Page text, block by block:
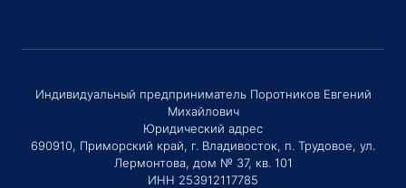
Индивидуальный предприниматель Поротников Евгений
Михайлович
Юридический адрес
690910, Приморский край, г. Владивосток, п. Трудовое, ул.
Лермонтова, дом № 37, кв. 101
ИНН 253912117785